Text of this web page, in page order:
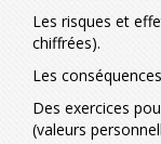
Les risques et
chiffrées).
Les
Des exercices
(valeurs